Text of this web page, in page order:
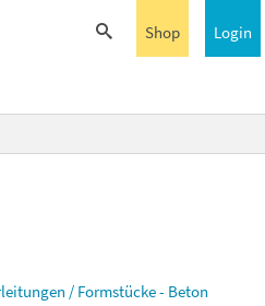
Login
Shop
/ Formstücke - Beton